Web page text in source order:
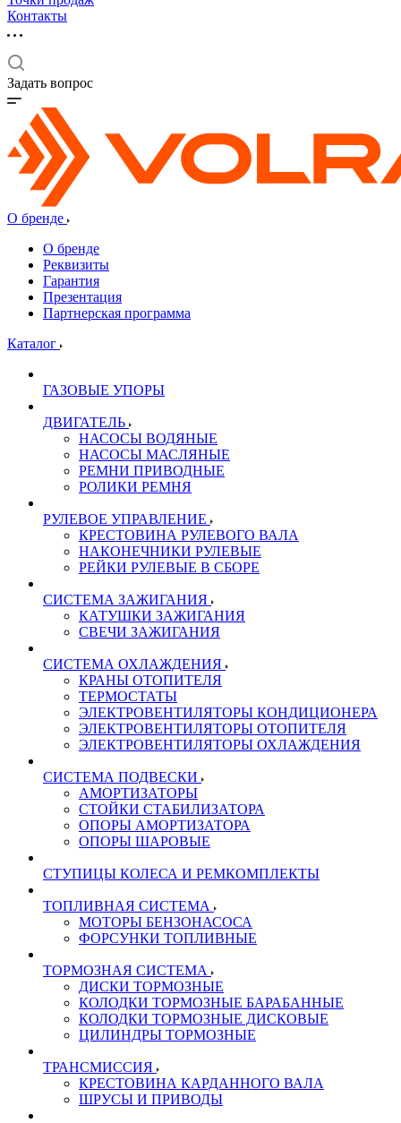
Контакты
Задать вопрос
О бренде
О бренде
Реквизиты
Гарантия
Презентация
Партнерская программа
Каталог
ГАЗОВЫЕ УПОРЫ
ДВИГАТЕЛЬ
НАСОСЫ ВОДЯНЫЕ
НАСОСЫ МАСЛЯНЫЕ
РЕМНИ ПРИВОДНЫЕ
РОЛИКИ РЕМНЯ
РУЛЕВОЕ УПРАВЛЕНИЕ
КРЕСТОВИНА РУЛЕВОГО ВАЛА
НАКОНЕЧНИКИ РУЛЕВЫЕ
РЕЙКИ РУЛЕВЫЕ В СБОРЕ
СИСТЕМА ЗАЖИГАНИЯ
КАТУШКИ ЗАЖИГАНИЯ
СВЕЧИ ЗАЖИГАНИЯ
СИСТЕМА ОХЛАЖДЕНИЯ
КРАНЫ ОТОПИТЕЛЯ
ТЕРМОСТАТЫ
ЭЛЕКТРОВЕНТИЛЯТОРЫ КОНДИЦИОНЕРА
ЭЛЕКТРОВЕНТИЛЯТОРЫ ОТОПИТЕЛЯ
ЭЛЕКТРОВЕНТИЛЯТОРЫ ОХЛАЖДЕНИЯ
СИСТЕМА ПОДВЕСКИ
АМОРТИЗАТОРЫ
СТОЙКИ СТАБИЛИЗАТОРА
ОПОРЫ АМОРТИЗАТОРА
ОПОРЫ ШАРОВЫЕ
СТУПИЦЫ КОЛЕСА И РЕМКОМПЛЕКТЫ
ТОПЛИВНАЯ СИСТЕМА
МОТОРЫ БЕНЗОНАСОСА
ФОРСУНКИ ТОПЛИВНЫЕ
ТОРМОЗНАЯ СИСТЕМА
ДИСКИ ТОРМОЗНЫЕ
КОЛОДКИ ТОРМОЗНЫЕ БАРАБАННЫЕ
КОЛОДКИ ТОРМОЗНЫЕ ДИСКОВЫЕ
ЦИЛИНДРЫ ТОРМОЗНЫЕ
ТРАНСМИССИЯ
КРЕСТОВИНА КАРДАННОГО ВАЛА
ШРУСЫ И ПРИВОДЫ